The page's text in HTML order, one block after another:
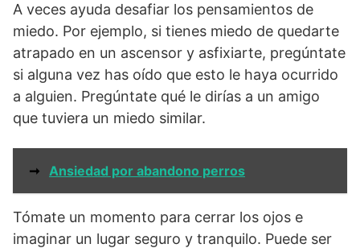
A veces ayuda desafiar los pensamientos de
miedo. Por ejemplo, si tienes miedo de quedarte
atrapado en un ascensor y asfixiarte, pregúntate
si alguna vez has oído que esto le haya ocurrido
a alguien. Pregúntate qué le dirías a un amigo
que tuviera un miedo similar.
➞ Ansiedad por abandono perros
Tómate un momento para cerrar los ojos e
imaginar un lugar seguro y tranquilo. Puede ser